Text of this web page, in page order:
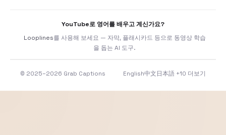
YouTube로 영어를 배우고 계신가요?
Looplines를 사용해 보세요 — 자막, 플래시카드 등으로 동영상 학습
을 돕는 AI 도구.
© 2025–2026 Grab Captions English中文 日本語 +10 더보기